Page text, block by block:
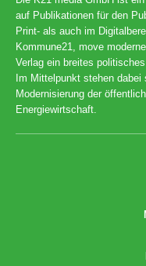
auf Publikationen für den
Print- als auch im
Kommune21, move
Verlag ein breites
Im Mittelpunkt stehen
Modernisierung der
Energiewirtschaft.